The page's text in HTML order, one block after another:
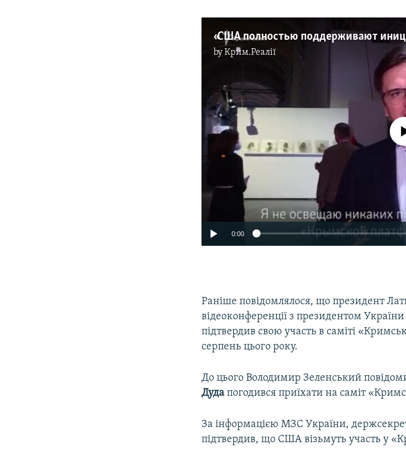
byКрим.Реалії
Auto 240p
No media
0:00
Раніше повідомлялося, що президент
відеоконференції з президентом
підтвердив свою участь в саміті
серпень цього року.
До цього Володимир Зеленський
Дуда погодився приїхати на саміт
За інформацією МЗС України,
підтвердив, що США візьмуть участь у